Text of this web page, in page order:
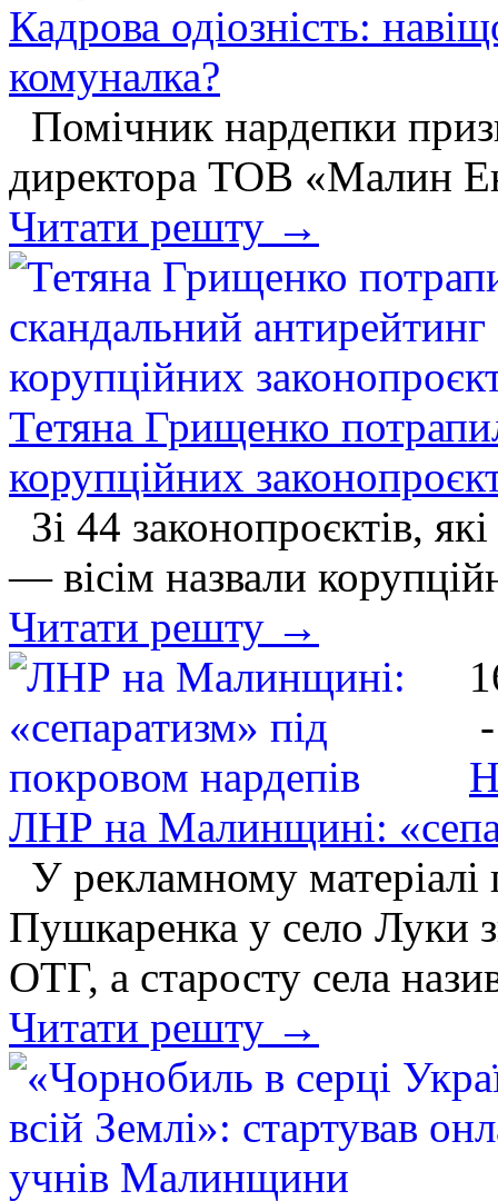
Кадрова одіозність:
комуналка?
Помічник нардепки
директора ТОВ «Малин
Читати решту →
Тетяна Грищенко
корупційних
Зі 44 законопроєктів,
— вісім назвали
Читати решту →
ЛНР на Малинщині:
У рекламному матеріалі
Пушкаренка у село Луки
ОТГ, а старосту села
Читати решту →